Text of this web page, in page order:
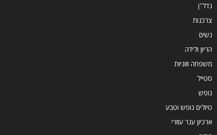
נדל''ן
צרכנות
נשים
הריון ולידה
משפחה וזוגיות
סטייל
נופש
טיולים נופש וטבע
ארכיון ענר עוזרי